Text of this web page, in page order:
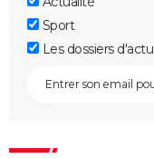
Sport
Les dossiers d'actu